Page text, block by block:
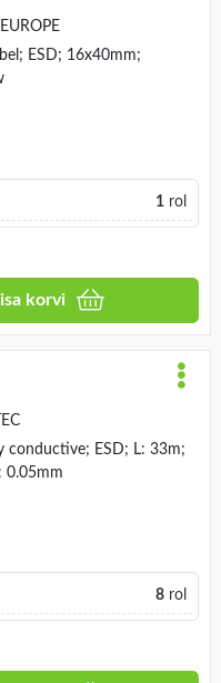
ESD; 16x40mm;
1rol
korvi
conductive; ESD; L: 33m;
0.05mm
8rol